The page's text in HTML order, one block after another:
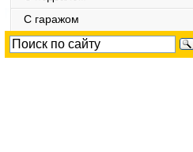
С гаражом